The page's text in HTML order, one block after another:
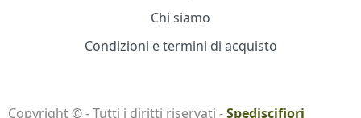
Chi siamo
Condizioni e termini di acquisto
Copyright © - Tutti i diritti riservati -Spediscifiori